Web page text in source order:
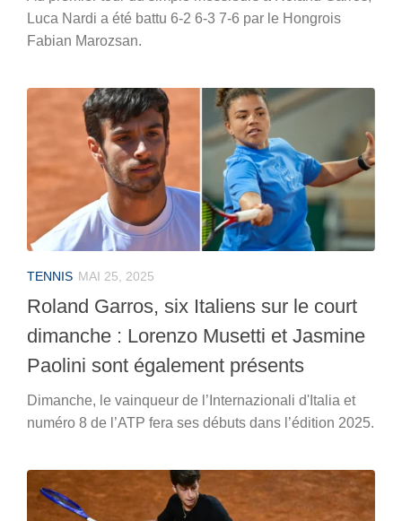
Luca Nardi a été battu 6-2 6-3 7-6 par le Hongrois
Fabian Marozsan.
TENNIS MAI 25, 2025
Roland Garros, six Italiens sur le court
dimanche : Lorenzo Musetti et Jasmine
Paolini sont également présents
Dimanche, le vainqueur de l’Internazionali d'Italia et
numéro 8 de l’ATP fera ses débuts dans l’édition 2025.